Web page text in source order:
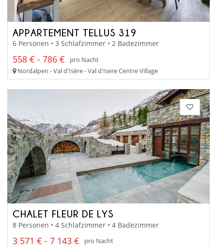
APPARTEMENT TELLUS 319
6 Personen • 3 Schlafzimmer • 2 Badezimmer
558 € - 786 €
pro Nacht
Nordalpen - Val d'Isère - Val d'Isere Centre Village
CHALET FLEUR DE LYS
8 Personen • 4 Schlafzimmer • 4 Badezimmer
3 571 € - 7 143 €
pro Nacht